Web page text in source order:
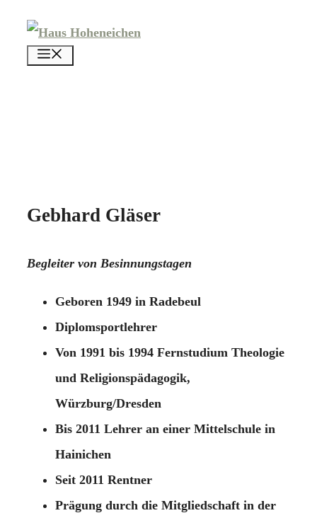
Zum
Inhalt
springen
Gebhard Gläser
Begleiter von Besinnungstagen
Geboren 1949 in Radebeul
Diplomsportlehrer
Von 1991 bis 1994 Fernstudium Theologie
und Religionspädagogik,
Würzburg/Dresden
Bis 2011 Lehrer an einer Mittelschule in
Hainichen
Seit 2011 Rentner
Prägung durch die Mitgliedschaft in der